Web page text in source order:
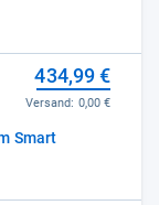
Smart
434,99 €
Versand: 0,00 €